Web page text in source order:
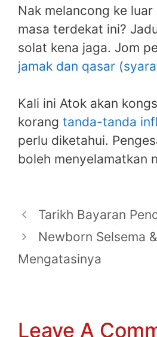
Nak melancong ke
masa terdekat ini?
solat kena jaga. Jom
jamak dan qasar
Kali ini Atok akan
korang tanda-tanda
perlu diketahui.
boleh menyelamatkan
Tarikh Bayaran
Newborn Selsema
Mengatasinya
Leave A